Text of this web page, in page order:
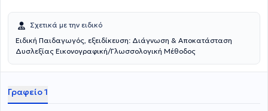
Σχετικά με την ειδικό
Ειδική Παιδαγωγός, εξειδίκευση: Διάγνωση & Αποκατάσταση
Δυσλεξίας Εικονογραφική/Γλωσσολογική Μέθοδος
Γραφείο 1